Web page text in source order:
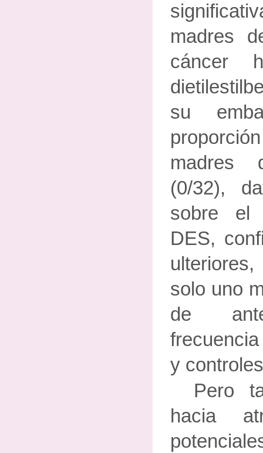
madres
cáncer
su
madres
(0/32),
sobre el
DES,
solo uno
de
y
Pero
hacia